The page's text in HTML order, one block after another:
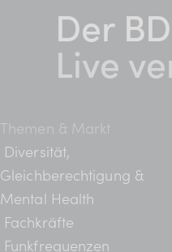
Der
Live
Themen & Markt
Diversität,
Gleichberechtigung &
Mental Health
Fachkräfte
Funkfrequenzen